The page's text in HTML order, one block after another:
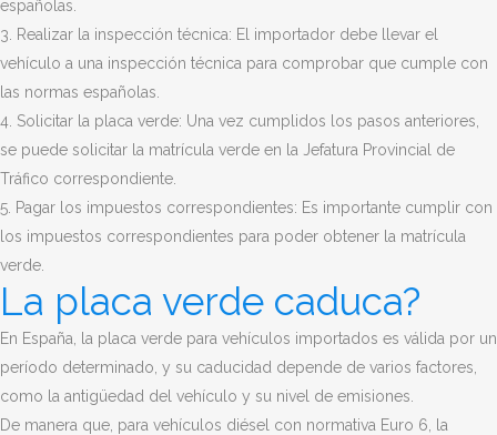
españolas.
3. Realizar la inspección técnica: El importador debe llevar el
vehículo a una inspección técnica para comprobar que cumple con
las normas españolas.
4. Solicitar la placa verde: Una vez cumplidos los pasos anteriores,
se puede solicitar la matrícula verde en la Jefatura Provincial de
Tráfico correspondiente.
5. Pagar los impuestos correspondientes: Es importante cumplir con
los impuestos correspondientes para poder obtener la matrícula
verde.
La placa verde caduca?
En España, la placa verde para vehículos importados es válida por un
período determinado, y su caducidad depende de varios factores,
como la antigüedad del vehículo y su nivel de emisiones.
De manera que, para vehículos diésel con normativa Euro 6, la